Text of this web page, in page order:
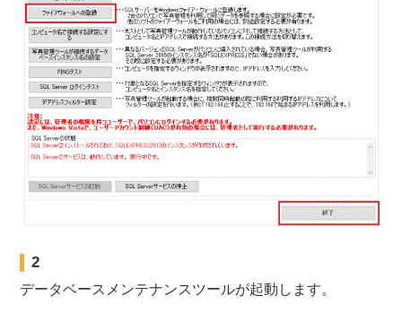
2
データベースメンテナンスツールが起動します。